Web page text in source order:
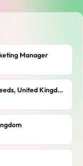
Manager
Software Engineer, Platform - Leeds, United Kingdom